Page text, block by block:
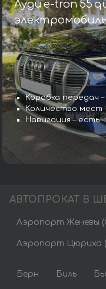
Ауди e-tron 55
Коробка передач
Количество мест
Навигация – есть
АВТОПРОКАТ В
Аэропорт Женевы
Аэропорт Цюриха
Берн Биль